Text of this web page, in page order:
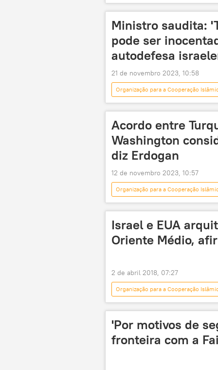
Conselho de Segurança das Nações
Emirados Árabes
Ministro saudita:
pode ser
autodefesa
21 de novembro 2023, 10:58
Organização para a Cooperação
Faixa de Gaza
Liga Árabe
Acordo entre
Washington
diz Erdogan
12 de novembro 2023, 10:57
Organização para a Cooperação
Joe Biden
Antony Blinken
Israel e EUA
Oriente Médio,
2 de abril 2018, 07:27
Organização para a Cooperação
Israel
Palestina Irã
'Por motivos de
fronteira com a